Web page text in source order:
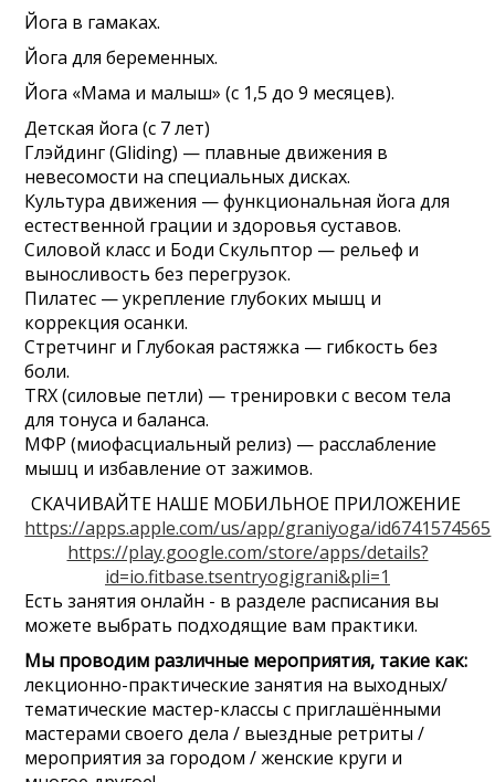
Йога в гамаках.
Йога для беременных.
Йога «Мама и малыш» (с 1,5 до 9 месяцев).
Детская йога (с 7 лет)
Глэйдинг (Gliding) — плавные движения в
невесомости на специальных дисках.
Культура движения — функциональная йога для
естественной грации и здоровья суставов.
Силовой класс и Боди Скульптор — рельеф и
выносливость без перегрузок.
Пилатес — укрепление глубоких мышц и
коррекция осанки.
Стретчинг и Глубокая растяжка — гибкость без
боли.
TRX (силовые петли) — тренировки с весом тела
для тонуса и баланса.
МФР (миофасциальный релиз) — расслабление
мышц и избавление от зажимов.
СКАЧИВАЙТЕ НАШЕ МОБИЛЬНОЕ ПРИЛОЖЕНИЕ
https://apps.apple.com/us/app/graniyoga/id6741574565
https://play.google.com/store/apps/details?
id=io.fitbase.tsentryogigrani&pli=1
Есть занятия онлайн - в разделе расписания вы
можете выбрать подходящие вам практики.
Мы проводим различные мероприятия, такие как:
лекционно-практические занятия на выходных/
тематические мастер-классы с приглашёнными
мастерами своего дела / выездные ретриты /
мероприятия за городом / женские круги и